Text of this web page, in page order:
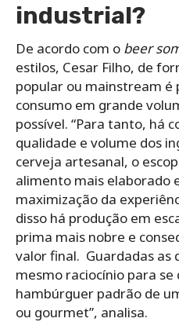
industrial?
De acordo com o beer
estilos, Cesar Filho, de
popular ou mainstream é
consumo em grande
possível. “Para tanto, há
qualidade e volume dos
cerveja artesanal, o
alimento mais elaborado
maximização da
disso há produção em
prima mais nobre e
valor final. Guardadas as
mesmo raciocínio para
hambúrguer padrão de
ou gourmet”, analisa.